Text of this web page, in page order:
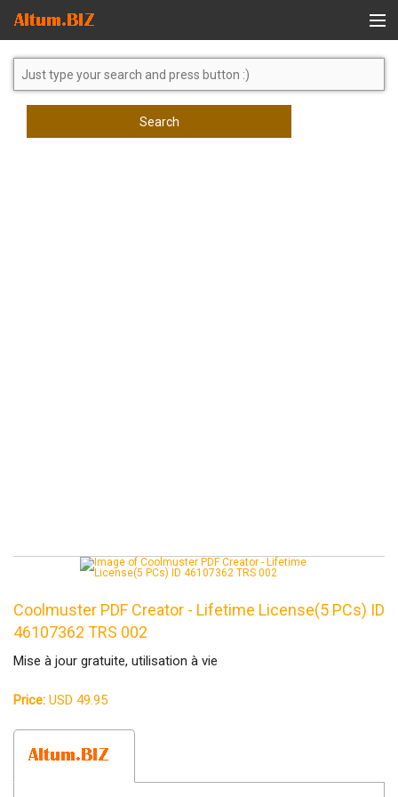
Global Search
Search
Coolmuster PDF Creator - Lifetime License(5 PCs) ID
46107362 TRS 002
Mise à jour gratuite, utilisation à vie
Price: USD 49.95